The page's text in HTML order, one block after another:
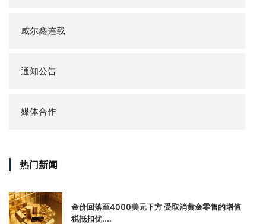
威尔鑫连载
通知公告
媒体合作
热门新闻
金价回落至4000美元下方 受取消黄金零售的增值
税抵扣优....